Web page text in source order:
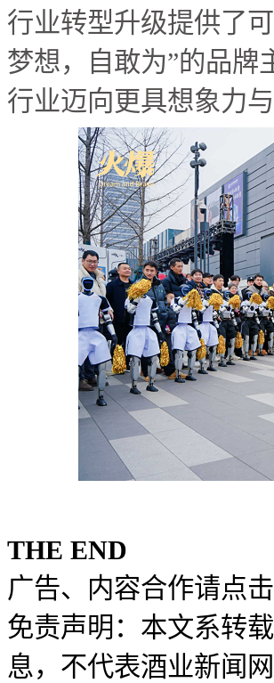
行业转型升级提供了
梦想，自敢为”的品牌
行业迈向更具想象力
THE END
广告、内容合作请点
免责声明：本文系转
息，不代表酒业新闻